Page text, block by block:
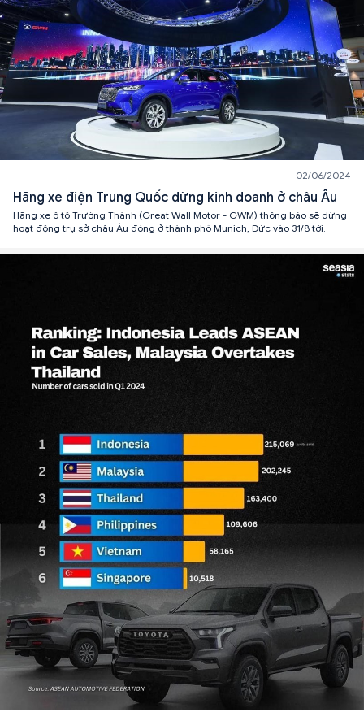
02/06/2024
Hãng xe điện Trung Quốc dừng kinh doanh ở châu Âu
Hãng xe ô tô Trường Thành (Great Wall Motor - GWM) thông báo sẽ dừng
hoạt động trụ sở châu Âu đóng ở thành phố Munich, Đức vào 31/8 tới.